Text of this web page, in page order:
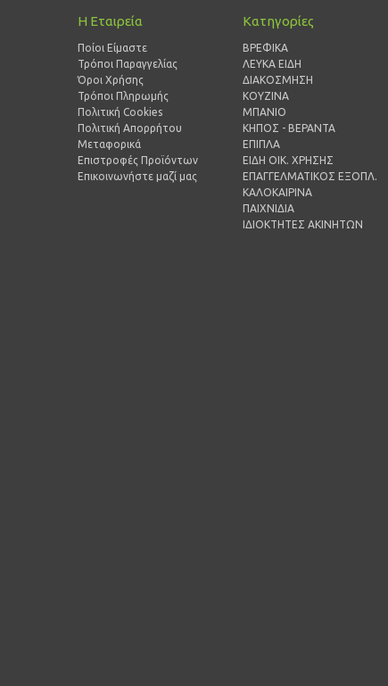
Η Εταιρεία
Ποίοι Είμαστε
Τρόποι Παραγγελίας
Όροι Χρήσης
Τρόποι Πληρωμής
Πολιτική Cookies
Πολιτική Απορρήτου
Μεταφορικά
Επιστροφές Προϊόντων
Επικοινωνήστε μαζί μας
Κατηγορίες
ΒΡΕΦΙΚΑ
ΛΕΥΚΑ ΕΙΔΗ
ΔΙΑΚΟΣΜΗΣΗ
ΚΟΥΖΙΝΑ
ΜΠΑΝΙΟ
ΚΗΠΟΣ - ΒΕΡΑΝΤΑ
ΕΠΙΠΛΑ
ΕΙΔΗ ΟΙΚ. ΧΡΗΣΗΣ
ΕΠΑΓΓΕΛΜΑΤΙΚΟΣ ΕΞΟΠΛ.
ΚΑΛΟΚΑΙΡΙΝΑ
ΠΑΙΧΝΙΔΙΑ
ΙΔΙΟΚΤΗΤΕΣ ΑΚΙΝΗΤΩΝ